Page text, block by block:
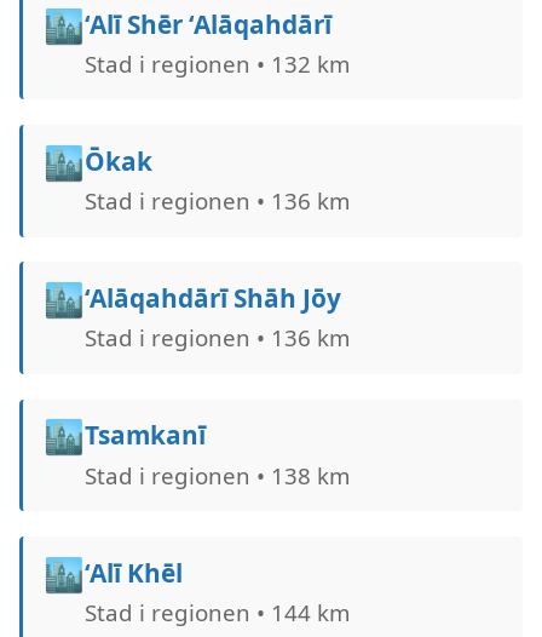
🏙️‘Alī Shēr ‘Alāqahdārī
Stad i regionen • 132 km
🏙️Ōkak
Stad i regionen • 136 km
🏙️‘Alāqahdārī Shāh Jōy
Stad i regionen • 136 km
🏙️Tsamkanī
Stad i regionen • 138 km
🏙️‘Alī Khēl
Stad i regionen • 144 km